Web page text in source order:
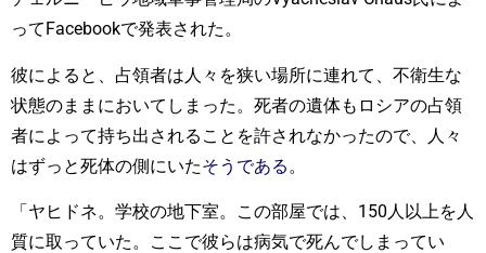
ってFacebookで発表された。
彼によると、占領者は人々を狭い場所に連れて、不衛生な
状態のままにおいてしまった。死者の遺体もロシアの占領
者によって持ち出されることを許されなかったので、人々
はずっと死体の側にいたそうである 。
「ヤヒドネ。学校の地下室。この部屋では、150人以上を人
質に取っていた。ここで彼らは病気で死んでしまってい